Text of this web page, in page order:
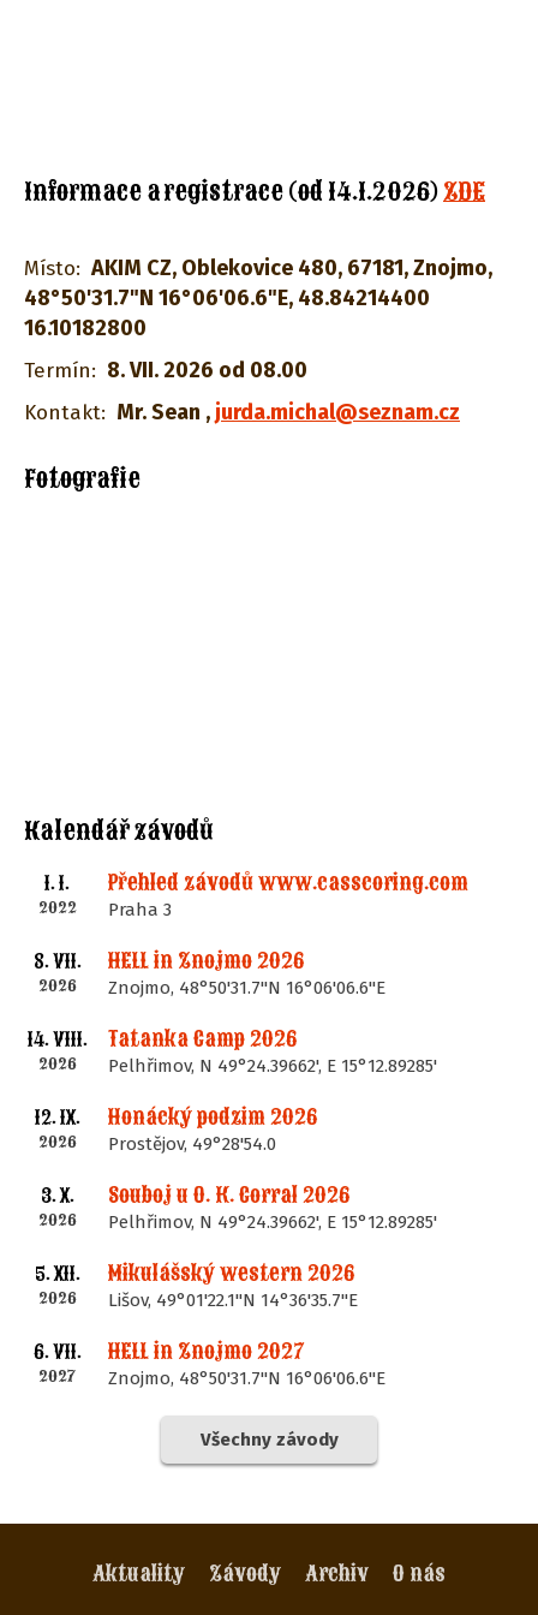
Informace a registrace (od 14.1.2026)ZDE
Místo: AKIM CZ, Oblekovice 480, 67181,Znojmo,
48°50'31.7"N 16°06'06.6"E, 48.84214400
16.10182800
Termín: 8. VII. 2026 od 08.00
Kontakt: Mr. Sean , jurda.michal@seznam.cz
Fotografie
Kalendář závodů
1. I.
2022
Přehled závodů www.casscoring.com
Praha 3
8. VII.
2026
HELL in Znojmo 2026
Znojmo, 48°50'31.7"N 16°06'06.6"E
14. VIII.
2026
Tatanka Camp 2026
Pelhřimov, N 49°24.39662', E 15°12.89285'
12. IX.
2026
Honácký podzim 2026
Prostějov, 49°28'54.0
3. X.
2026
Souboj u O. K. Corral 2026
Pelhřimov, N 49°24.39662', E 15°12.89285'
5. XII.
2026
Mikulášský western 2026
Lišov, 49°01'22.1"N 14°36'35.7"E
6. VII.
2027
HELL in Znojmo 2027
Znojmo, 48°50'31.7"N 16°06'06.6"E
Všechny závody
Aktuality Závody Archiv
O nás